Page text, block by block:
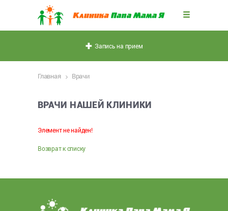
Запись на прием
Главная Врачи
ВРАЧИ НАШЕЙ КЛИНИКИ
Элемент не найден!
Возврат к списку